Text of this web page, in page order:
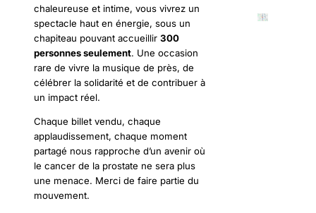
chaleureuse et intime, vous vivrez un
spectacle haut en énergie, sous un
chapiteau pouvant accueillir 300
personnes seulement. Une occasion
rare de vivre la musique de près, de
célébrer la solidarité et de contribuer à
un impact réel.
Chaque billet vendu, chaque
applaudissement, chaque moment
partagé nous rapproche d’un avenir où
le cancer de la prostate ne sera plus
une menace. Merci de faire partie du
mouvement.